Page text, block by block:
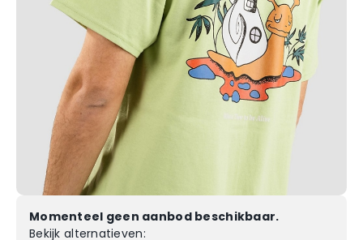
Momenteel geen aanbod beschikbaar.
Bekijk alternatieven: